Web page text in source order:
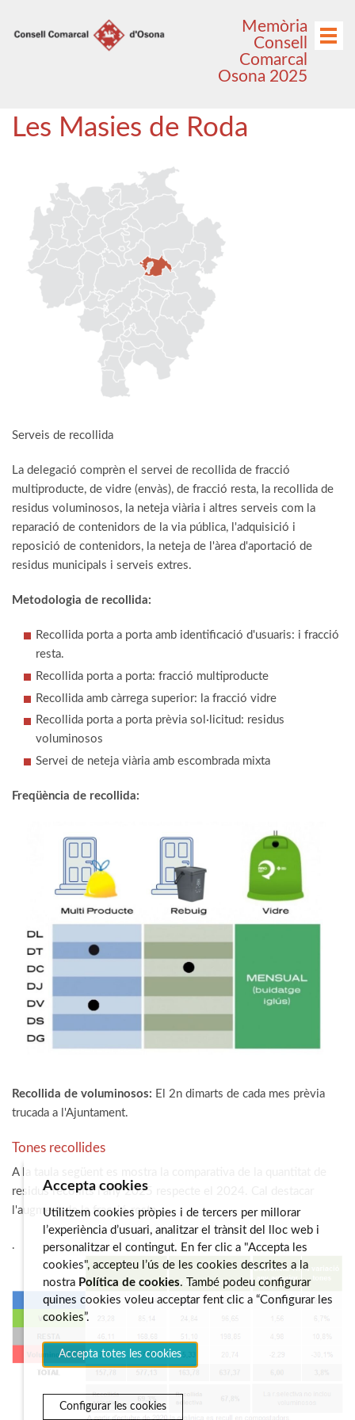
Menú
Memòria
Consell
Comarcal
Osona 2025
Les Masies de Roda
Serveis de recollida
La delegació comprèn el servei de recollida de fracció
multiproducte, de vidre (envàs), de fracció resta, la recollida de
residus voluminosos, la neteja viària i altres serveis com la
reparació de contenidors de la via pública, l'adquisició i
reposició de contenidors, la neteja de l'àrea d'aportació de
residus municipals i serveis extres.
Metodologia de recollida:
Recollida porta a porta amb identificació d'usuaris: i fracció
resta.
Recollida porta a porta: fracció multiproducte
Recollida amb càrrega superior: la fracció vidre
Recollida porta a porta prèvia sol·licitud: residus
voluminosos
Servei de neteja viària amb escombrada mixta
Freqüència de recollida:
Recollida de voluminosos: El 2n dimarts de cada mes prèvia
trucada a l'Ajuntament.
Tones recollides
A la taula següent es mostra la comparativa de la quantitat de
residus recollits l'any 2025 respecte el 2024. Cal destacar
l'augment de la fracció resta
.
Accepta cookies
Utilitzem cookies pròpies i de tercers per millorar
l’experiència d’usuari, analitzar el trànsit del lloc web i
personalitzar el contingut. En fer clic a "Accepta les
cookies", accepteu l’ús de les cookies descrites a la
nostra Política de cookies. També podeu configurar
quines cookies voleu acceptar fent clic a “Configurar les
cookies”.
Accepta totes les cookies
Configurar les cookies